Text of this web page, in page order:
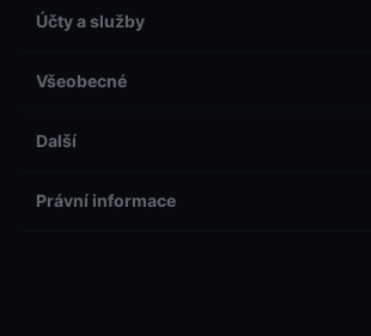
Účty a služby
Všeobecné
Další
Právní informace